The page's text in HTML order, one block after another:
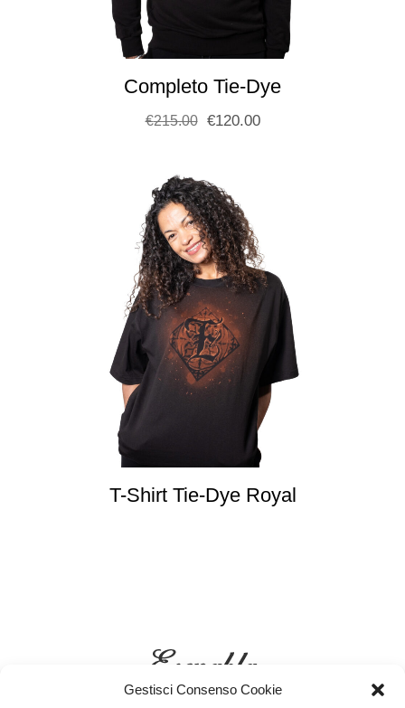
Gestisci Consenso Cookie
Completo Tie-Dye
€215.00 €120.00
T-Shirt Tie-Dye Royal